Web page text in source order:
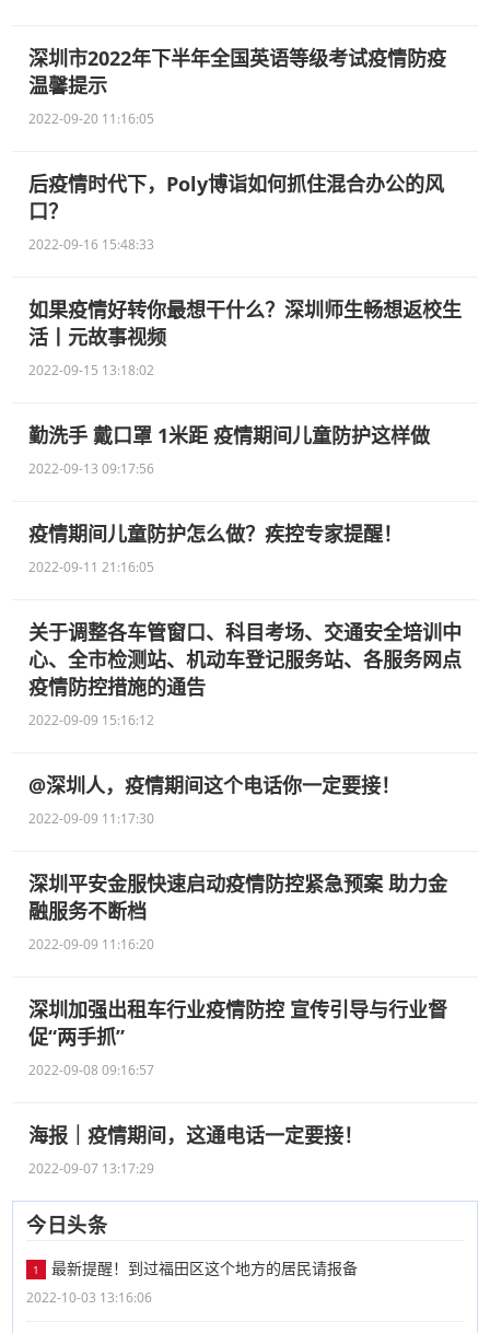
深圳市2022年下半年全国英语等级考试疫情防疫
温馨提示
2022-09-20 11:16:05
后疫情时代下，Poly博诣如何抓住混合办公的风
口？
2022-09-16 15:48:33
如果疫情好转你最想干什么？深圳师生畅想返校生
活丨元故事视频
2022-09-15 13:18:02
勤洗手 戴口罩 1米距 疫情期间儿童防护这样做
2022-09-13 09:17:56
疫情期间儿童防护怎么做？疾控专家提醒！
2022-09-11 21:16:05
关于调整各车管窗口、科目考场、交通安全培训中
心、全市检测站、机动车登记服务站、各服务网点
疫情防控措施的通告
2022-09-09 15:16:12
@深圳人，疫情期间这个电话你一定要接！
2022-09-09 11:17:30
深圳平安金服快速启动疫情防控紧急预案 助力金
融服务不断档
2022-09-09 11:16:20
深圳加强出租车行业疫情防控 宣传引导与行业督
促“两手抓”
2022-09-08 09:16:57
海报｜疫情期间，这通电话一定要接！
2022-09-07 13:17:29
今日头条
1 最新提醒！到过福田区这个地方的居民请报备
2022-10-03 13:16:06